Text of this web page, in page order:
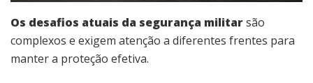
Os desafios atuais da segurança militarsão
complexos e exigem atenção a diferentes frentes para
manter a proteção efetiva.